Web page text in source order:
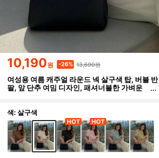
10,190원 -26% 13,690원
여성용 여름 캐주얼 라운드 넥 살구색 탑, 버블 반
팔, 앞 단추 여밈 디자인, 패셔너블한 가벼운
색: 살구색